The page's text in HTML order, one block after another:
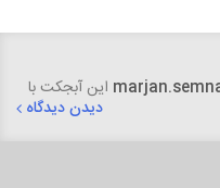
Pro 3DSky - VILLA Armchair این آبجکت با
دیدن دیدگاه